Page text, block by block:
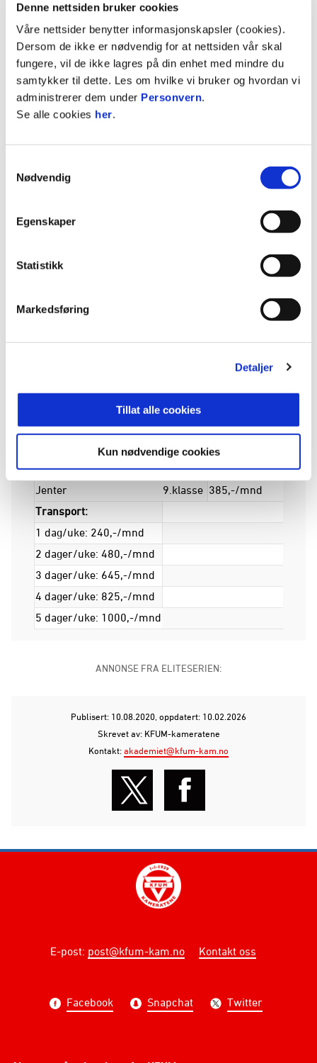
Denne nettsiden bruker cookies
Våre nettsider benytter informasjonskapsler (cookies).
Dersom de ikke er nødvendig for at nettsiden vår skal
fungere, vil de ikke lagres på din enhet med mindre du
samtykker til dette. Les om hvilke vi bruker og hvordan vi
administrerer dem under Personvern.
Se alle cookies her.
Nødvendig
Egenskaper
Statistikk
Markedsføring
Detaljer
Tillat alle cookies
Kun nødvendige cookies
for 2012- og 2013-kullet gleder fra 1.nov. Merk at
det vil være prisjusteringer fra 01.01. hvert år.
Kjønn Alder 1 dag i uka
Gutter
1350,-/mnd
Gutter
3.klasse 1350,-/mnd
Gutter
1350,-/mnd
1350,-/mnd
1350,-/mnd
935,-/mnd (fra 1.nov)
385,-/mnd (fra 1.nov)
1265,-/mnd
(inkl. transport)
Jenter
2.klasse 1265,-/mnd
1265,-/mnd
5.klasse
Jenter
6.klasse 750,-/mnd
7.klasse 750,-/mnd (fra 1.nov)
Jenter
8.klasse 385,-/mnd (fra 1.nov)
Jenter
9.klasse 385,-/mnd
Transport:
1 dag/uke: 240,-/mnd
2 dager/uke: 480,-/mnd
3 dager/uke: 645,-/mnd
4 dager/uke: 825,-/mnd
5 dager/uke: 1000,-/mnd
ANNONSE FRA ELITESERIEN:
Publisert: 10.08.2020 , oppdatert: 10.02.2026
Skrevet av: KFUM-kameratene
Kontakt:akademiet@kfum-kam.no
E-post: post@kfum-kam.no Kontakt oss
Facebook Snapchat Twitter